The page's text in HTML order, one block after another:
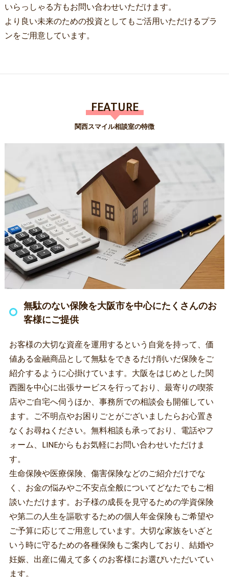
いらっしゃる方もお問い合わせいただけます。
より良い未来のための投資としてもご活用いただけるプラ
ンをご用意しています。
関西スマイル相談室の特徴
FEATURE
無駄のない保険を大阪市を中心にたくさんのお
客様にご提供
お客様の大切な資産を運用するという自覚を持って、価
値ある金融商品として無駄をできるだけ削いだ保険をご
紹介するように心掛けています。大阪をはじめとした関
西圏を中心に出張サービスを行っており、最寄りの喫茶
店やご自宅へ伺うほか、事務所での相談会も開催してい
ます。ご不明点やお困りごとがございましたらお心置き
なくお尋ねください。無料相談も承っており、電話やフ
ォーム、LINEからもお気軽にお問い合わせいただけま
す。
生命保険や医療保険、傷害保険などのご紹介だけでな
く、お金の悩みやご不安点全般についてどなたでもご相
談いただけます。お子様の成長を見守るための学資保険
や第二の人生を謳歌するための個人年金保険もご希望や
ご予算に応じてご用意しています。大切な家族をいざと
いう時に守るための各種保険もご案内しており、結婚や
妊娠、出産に備えて多くのお客様にお選びいただいてい
ます。